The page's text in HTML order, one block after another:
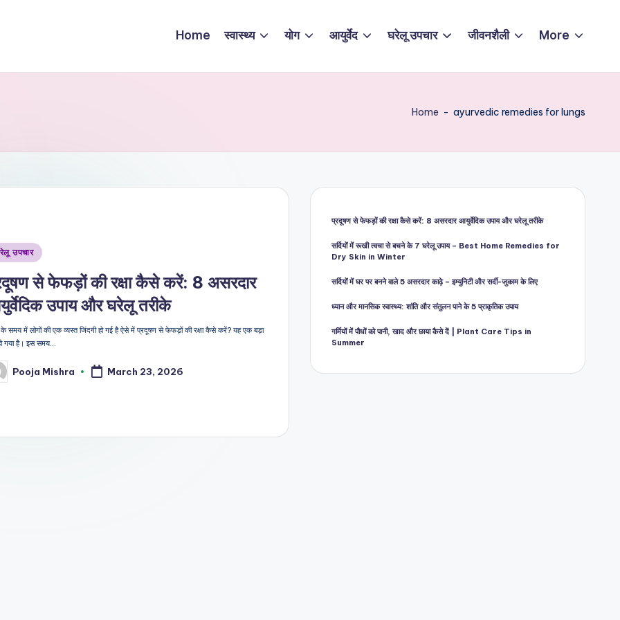
Home स्वास्थ्य योग आयुर्वेद घरेलू उपचार जीवनशैली More
Home - ayurvedic remedies for lungs
उपचार
से फेफड़ों की रक्षा कैसे करें: 8 असरदार
उपाय और घरेलू तरीके
समय में लोगों की एक व्यस्त जिंदगी हो गई है ऐसे में प्रदूषण से फेफड़ों की रक्षा कैसे करें? यह एक बड़ा
हो गया है। इस समय…
Pooja Mishra March 23, 2026
प्रदूषण से फेफड़ों की रक्षा कैसे करें: 8 असरदार आयुर्वेदिक उपाय और घरेलू तरीके
सर्दियों में रूखी त्वचा से बचने के 7 घरेलू उपाय – Best Home Remedies for
Dry Skin in Winter
सर्दियों में घर पर बनने वाले 5 असरदार काढ़े – इम्युनिटी और सर्दी-जुकाम के लिए
ध्यान और मानसिक स्वास्थ्य: शांति और संतुलन पाने के 5 प्राकृतिक उपाय
गर्मियों में पौधों को पानी, खाद और छाया कैसे दें | Plant Care Tips in
Summer